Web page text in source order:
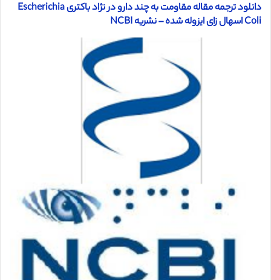
دانلود ترجمه مقاله مقاومت به چند دارو در نژاد باکتری Escherichia
Coli اسهال زای ایزوله شده – نشریه NCBI